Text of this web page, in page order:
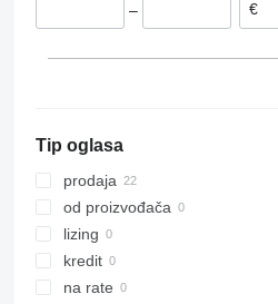
–
Tip oglasa
prodaja
od proizvođača
lizing
kredit
na rate